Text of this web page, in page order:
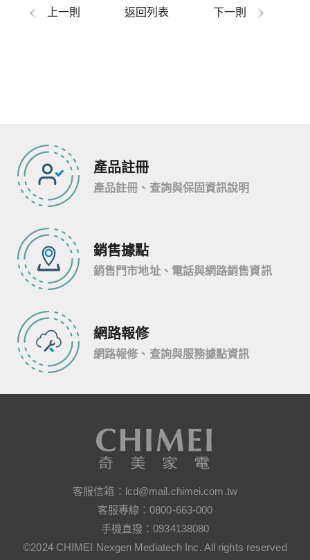
上一則 返回列表 下一則
產品註冊
產品註冊、查詢與保固資訊說明
銷售據點
銷售門市地址、電話與網路銷售資訊
網路報修
網路報修、查詢與服務據點資訊
客服信箱： lcd@mail.chimei.com.tw
客服專線：0800-663-000
手機直撥：0934138080
©2024 CHIMEI Nexgen Mediatech Inc. All rights reserved